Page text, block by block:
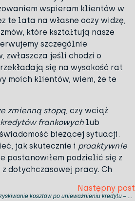
wspieram klientów w
te lata na własne oczy widzę,
które kształtują nasze
szczególnie
zwłaszcza jeśli chodzi o
się na wysokość rat
moich klientów, wiem, że te
zmienną stopą, czy wciąż
kredytów frankowych lub
bieżącej sytuacji.
jak skutecznie i proaktywnie
postanowiłem podzielić się z
dotychczasowej pracy. Ch
Następny post
Odzyskiwanie kosztów po unieważnieniu kredytu – Przewodnik KKPR